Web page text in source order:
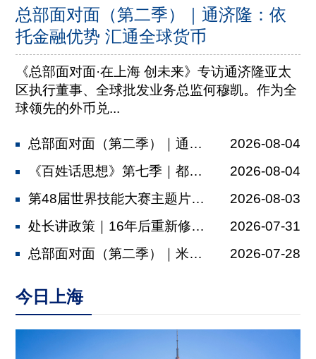
总部面对面（第二季）｜通济隆：依
托金融优势 汇通全球货币
《总部面对面·在上海 创未来》专访通济隆亚太
区执行董事、全球批发业务总监何穆凯。作为全
球领先的外币兑...
总部面对面（第二季）｜通济隆：依托金...
2026-08-04
《百姓话思想》第七季｜都市村庄
2026-08-04
第48届世界技能大赛主题片发布，肖战...
2026-08-03
处长讲政策｜16年后重新修订，上海厂...
2026-07-31
总部面对面（第二季）｜米其林：以多元...
2026-07-28
今日上海